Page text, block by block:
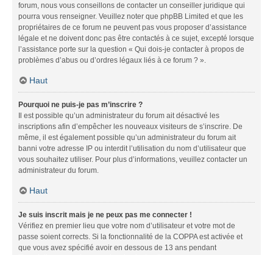
forum, nous vous conseillons de contacter un conseiller juridique qui
pourra vous renseigner. Veuillez noter que phpBB Limited et que les
propriétaires de ce forum ne peuvent pas vous proposer d’assistance
légale et ne doivent donc pas être contactés à ce sujet, excepté lorsque
l’assistance porte sur la question « Qui dois-je contacter à propos de
problèmes d’abus ou d’ordres légaux liés à ce forum ? ».
Haut
Pourquoi ne puis-je pas m’inscrire ?
Il est possible qu’un administrateur du forum ait désactivé les
inscriptions afin d’empêcher les nouveaux visiteurs de s’inscrire. De
même, il est également possible qu’un administrateur du forum ait
banni votre adresse IP ou interdit l’utilisation du nom d’utilisateur que
vous souhaitez utiliser. Pour plus d’informations, veuillez contacter un
administrateur du forum.
Haut
Je suis inscrit mais je ne peux pas me connecter !
Vérifiez en premier lieu que votre nom d’utilisateur et votre mot de
passe soient corrects. Si la fonctionnalité de la COPPA est activée et
que vous avez spécifié avoir en dessous de 13 ans pendant